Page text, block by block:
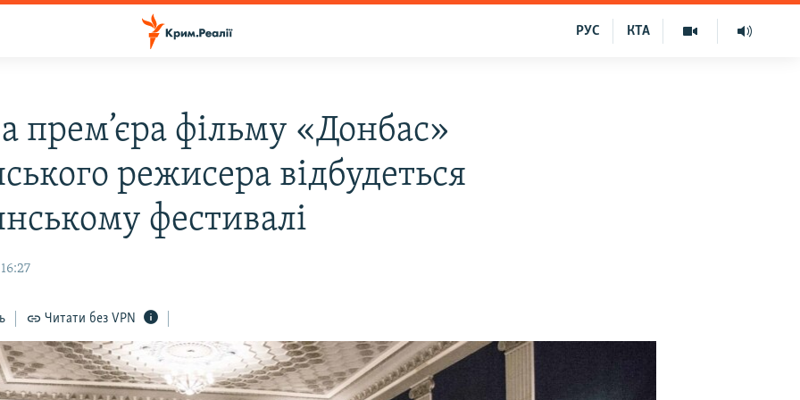
КТА
РУС
прем’єра фільму «Донбас»
режисера відбудеться
фестивалі
Читати без VPN